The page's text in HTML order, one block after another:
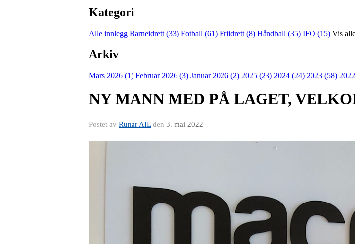
Kategori
Alle innlegg Barneidrett (33) Fotball (61) Friidrett (8) Håndball (35) IFO (15) Vis alle
Arkiv
Mars 2026 (1) Februar 2026 (3) Januar 2026 (2) 2025 (23) 2024 (24) 2023 (58)
NY MANN MED PÅ LAGET,
Postet av Runar AILden 3. mai 2022